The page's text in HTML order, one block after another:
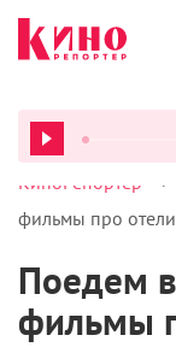
ВСЕ ПОДКАСТЫ
КиноРепортер >
фильмы про отели
Поедем
фильмы